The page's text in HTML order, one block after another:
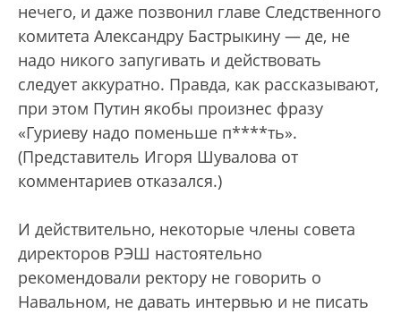
нечего, и даже позвонил главе Следственного
комитета Александру Бастрыкину — де, не
надо никого запугивать и действовать
следует аккуратно. Правда, как рассказывают,
при этом Путин якобы произнес фразу
«Гуриеву надо поменьше п****ть».
(Представитель Игоря Шувалова от
комментариев отказался.)
И действительно, некоторые члены совета
директоров РЭШ настоятельно
рекомендовали ректору не говорить о
Навальном, не давать интервью и не писать